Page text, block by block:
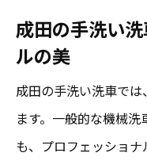
成田の手洗い
ルの美
成田の手洗い洗車で
ます。一般的な機械
も、プロフェッショ